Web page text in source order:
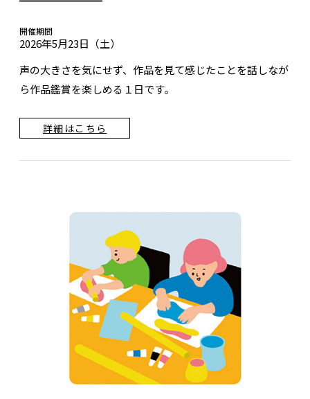
開催期間
2026年5月23日（土）
声の大きさを気にせず、作品を見て感じたことを話しなが
ら作品鑑賞を楽しめる１日です。
詳細はこちら